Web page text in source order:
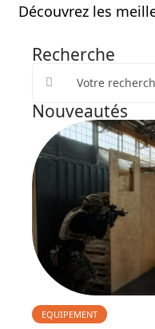
Découvrez les
Recherche
Nouveautés
EQUIPEMENT